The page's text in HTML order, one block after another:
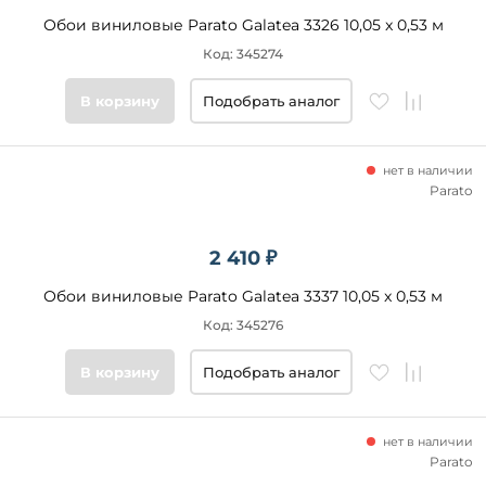
Обои виниловые Parato Galatea 3326 10,05 x 0,53 м
Код: 345274
В корзину Подобрать аналог
2 410 ₽
Обои виниловые Parato Galatea 3337 10,05 x 0,53 м
нет в наличии
Код: 345276
Parato
В корзину Подобрать аналог
нет в наличии
Parato